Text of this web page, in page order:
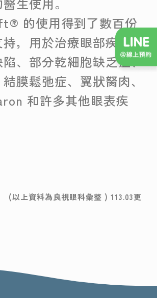
的使用得到了數百份
，用於治療眼部疾病，
、部分乾細胞缺乏症、
膜鬆弛症、翼狀胬肉、
和許多其他眼表疾
良視眼科彙整 ) 113.03更